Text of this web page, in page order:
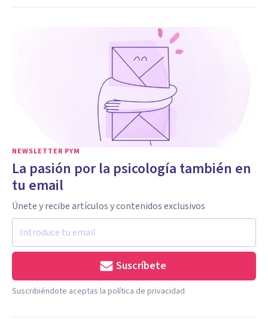
NEWSLETTER PYM
La pasión por la psicología también en
tu email
Únete y recibe artículos y contenidos exclusivos
Suscríbete
Suscribiéndote aceptas la política de privacidad